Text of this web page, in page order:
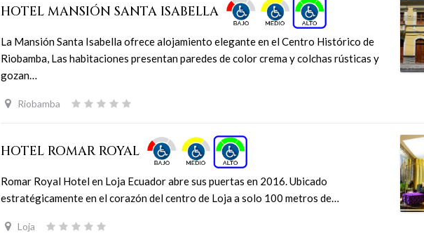
HOTEL MANSIÓN SANTA ISABELLA
La Mansión Santa Isabella ofrece alojamiento elegante en el Centro Histórico de
Riobamba, Las habitaciones presentan paredes de color crema y colchas rústicas y
gozan…
Riobamba
HOTEL ROMAR ROYAL
Romar Royal Hotel en Loja Ecuador abre sus puertas en 2016. Ubicado
estratégicamente en el corazón del centro de Loja a solo 100 metros de…
Loja